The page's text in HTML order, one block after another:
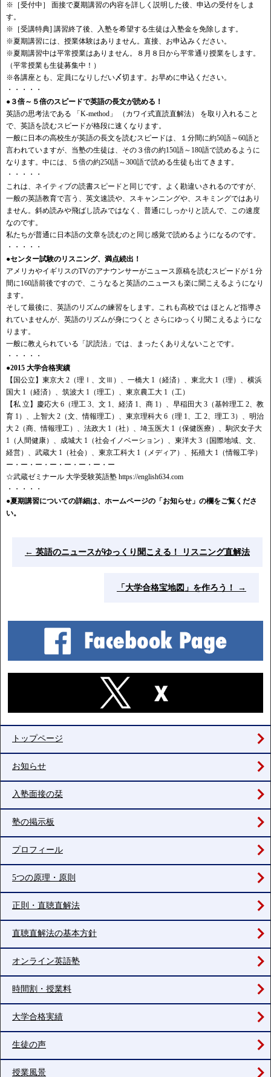
※［受付中］ 面接で夏期講習の内容を詳しく説明した後、申込の受付をしま
す。
※［受講特典] 講習終了後、入塾を希望する生徒は入塾金を免除します。
※夏期講習には、授業体験はありません。直接、お申込みください。
※夏期講習中は平常授業はありません。８月８日から平常通り授業をします。
（平常授業も生徒募集中！）
※各講座とも、定員になりしだい〆切ます。お早めに申込ください。
・・・・・
●３倍～５倍のスピードで英語の長文が読める！
英語の思考法である 「K-method」 （カワイ式直読直解法） を取り入れること
で、英語を読むスピードが格段に速くなります。
一般に日本の高校生が英語の長文を読むスピードは、１分間に約50語～60語と
言われていますが、当塾の生徒は、その３倍の約150語～180語で読めるように
なります。中には、５倍の約250語～300語で読める生徒も出てきます。
・・・・・
これは、ネイティブの読書スピードと同じです。よく勘違いされるのですが、
一般の英語教育で言う、英文速読や、スキャンニングや、スキミングではあり
ません。斜め読みや飛ばし読みではなく、普通にしっかりと読んで、この速度
なのです。
私たちが普通に日本語の文章を読むのと同じ感覚で読めるようになるのです。
・・・・・
●センター試験のリスニング、満点続出！
アメリカやイギリスのTVのアナウンサーがニュース原稿を読むスピードが１分
間に160語前後ですので、こうなると英語のニュースも楽に聞こえるようになり
ます。
そして最後に、英語のリズムの練習をします。これも高校では ほとんど指導さ
れていませんが、英語のリズムが身につくと さらにゆっくり聞こえるようにな
ります。
一般に教えられている「訳読法」では、まったくありえないことです。
・・・・・
●2015 大学合格実績
【国公立】東京大 2（理Ⅰ、文Ⅲ）、一橋大 1（経済）、東北大 1（理）、横浜
国大 1（経済）、筑波大 1（理工）、東京農工大 1（工）
【私 立】慶応大 6（理工 3、文 1、経済 1、商 1）、早稲田大 3（基幹理工 2、教
育 1）、上智大 2（文、情報理工）、東京理科大 6（理 1、工 2、理工 3）、明治
大 2（商、情報理工）、法政大 1（社）、埼玉医大 1（保健医療）、駒沢女子大
1（人間健康）、成城大 1（社会イノベーション）、東洋大 3（国際地域、文、
経営）、武蔵大 1（社会）、東京工科大 1（メディア）、拓殖大 1（情報工学）
ー・ー・ー・ー・ー・ー・ー・ー
☆武蔵ゼミナール 大学受験英語塾 https://english634.com
・・・・・
●夏期講習についての詳細は、ホームページの「お知らせ」の欄をご覧くださ
い。
← 英語のニュースがゆっくり聞こえる！ リスニング直解法
「大学合格宝地図」を作ろう！ →
トップページ
お知らせ
入塾面接の栞
塾の掲示板
プロフィール
5つの原理・原則
正則・直聴直解法
直聴直解法の基本方針
オンライン英語塾
時間割・授業料
大学合格実績
生徒の声
授業風景